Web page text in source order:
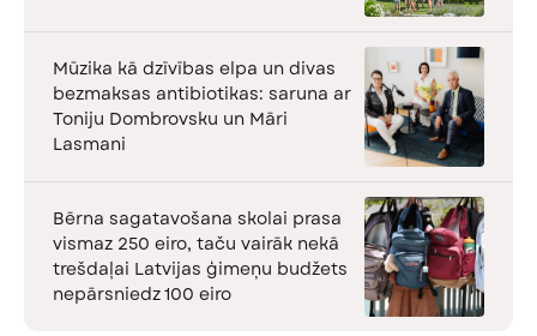
Mūzika kā dzīvības elpa un divas
bezmaksas antibiotikas: saruna ar
Toniju Dombrovsku un Māri
Lasmani
Bērna sagatavošana skolai prasa
vismaz 250 eiro, taču vairāk nekā
trešdaļai Latvijas ģimeņu budžets
nepārsniedz 100 eiro